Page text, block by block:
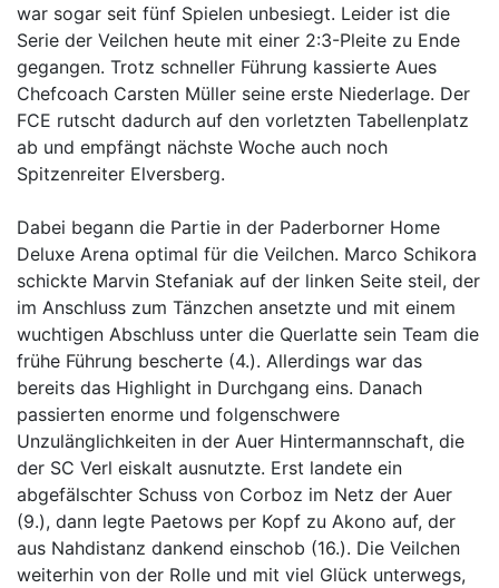
war sogar seit fünf Spielen unbesiegt. Leider ist die
Serie der Veilchen heute mit einer 2:3-Pleite zu Ende
gegangen. Trotz schneller Führung kassierte Aues
Chefcoach Carsten Müller seine erste Niederlage. Der
FCE rutscht dadurch auf den vorletzten Tabellenplatz
ab und empfängt nächste Woche auch noch
Spitzenreiter Elversberg.
Dabei begann die Partie in der Paderborner Home
Deluxe Arena optimal für die Veilchen. Marco Schikora
schickte Marvin Stefaniak auf der linken Seite steil, der
im Anschluss zum Tänzchen ansetzte und mit einem
wuchtigen Abschluss unter die Querlatte sein Team die
frühe Führung bescherte (4.). Allerdings war das
bereits das Highlight in Durchgang eins. Danach
passierten enorme und folgenschwere
Unzulänglichkeiten in der Auer Hintermannschaft, die
der SC Verl eiskalt ausnutzte. Erst landete ein
abgefälschter Schuss von Corboz im Netz der Auer
(9.), dann legte Paetows per Kopf zu Akono auf, der
aus Nahdistanz dankend einschob (16.). Die Veilchen
weiterhin von der Rolle und mit viel Glück unterwegs,